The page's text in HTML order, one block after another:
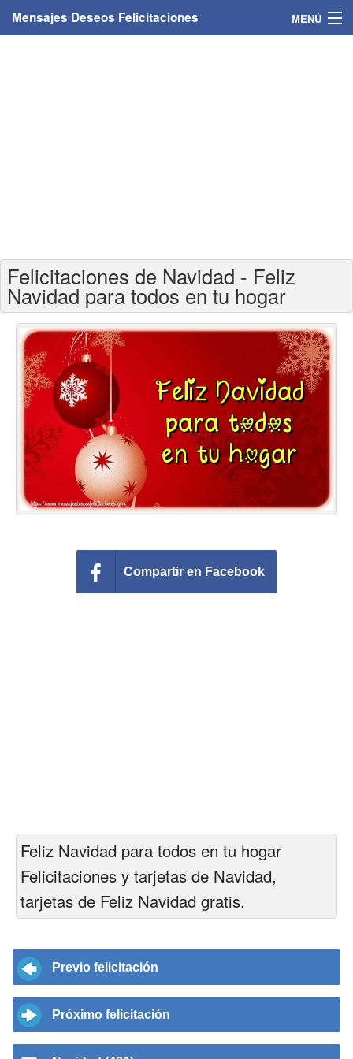
Mensajes Deseos Felicitaciones MENÚ
Felicitaciones para años
Felicitaciones días de la semana
Felicitaciones días del año
Felicitaciones musicales
Entrar
Felicitaciones de Navidad - Feliz
Navidad para todos en tu hogar
Compartir en Facebook
Feliz Navidad para todos en tu hogar
Felicitaciones y tarjetas de Navidad,
tarjetas de Feliz Navidad gratis.
Previo felicitación
Próximo felicitación